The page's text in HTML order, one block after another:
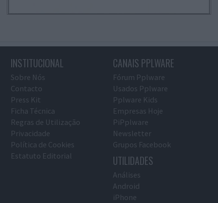
INSTITUCIONAL
Sobre Nós
Contacto
Press Kit
Ficha Técnica
Regras de Utilização
Privacidade
Política de Cookies
Estatuto Editorial
CANAIS PPLWARE
Fórum Pplware
Usados Pplware
Pplware Kids
Empresas Hoje
PiPplware
Newsletter
Grupos Facebook
UTILIDADES
Análises
Android
iPhone